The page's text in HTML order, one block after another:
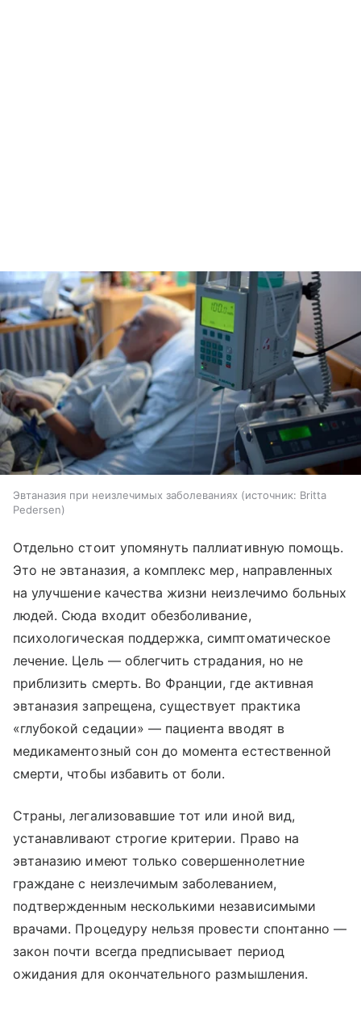
Эвтаназия при неизлечимых заболеваниях источник: Britta
Pedersen
Отдельно стоит упомянуть паллиативную помощь.
Это не эвтаназия, а комплекс мер, направленных
на улучшение качества жизни неизлечимо больных
людей. Сюда входит обезболивание,
психологическая поддержка, симптоматическое
лечение. Цель — облегчить страдания, но не
приблизить смерть. Во Франции, где активная
эвтаназия запрещена, существует практика
«глубокой седации» — пациента вводят в
медикаментозный сон до момента естественной
смерти, чтобы избавить от боли.
Страны, легализовавшие тот или иной вид,
устанавливают строгие критерии. Право на
эвтаназию имеют только совершеннолетние
граждане с неизлечимым заболеванием,
подтвержденным несколькими независимыми
врачами. Процедуру нельзя провести спонтанно —
закон почти всегда предписывает период
ожидания для окончательного размышления.